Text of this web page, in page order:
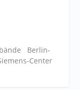
Berlin-
Center